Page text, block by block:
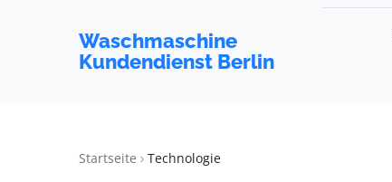
Waschmaschine
Kundendienst Berlin
Startseite Technologie